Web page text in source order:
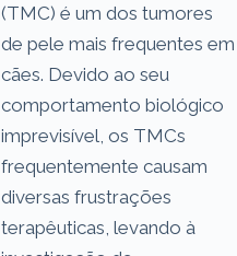
(TMC) é um dos tumores
de pele mais frequentes em
cães. Devido ao seu
comportamento biológico
imprevisível, os TMCs
frequentemente causam
diversas frustrações
terapêuticas, levando à